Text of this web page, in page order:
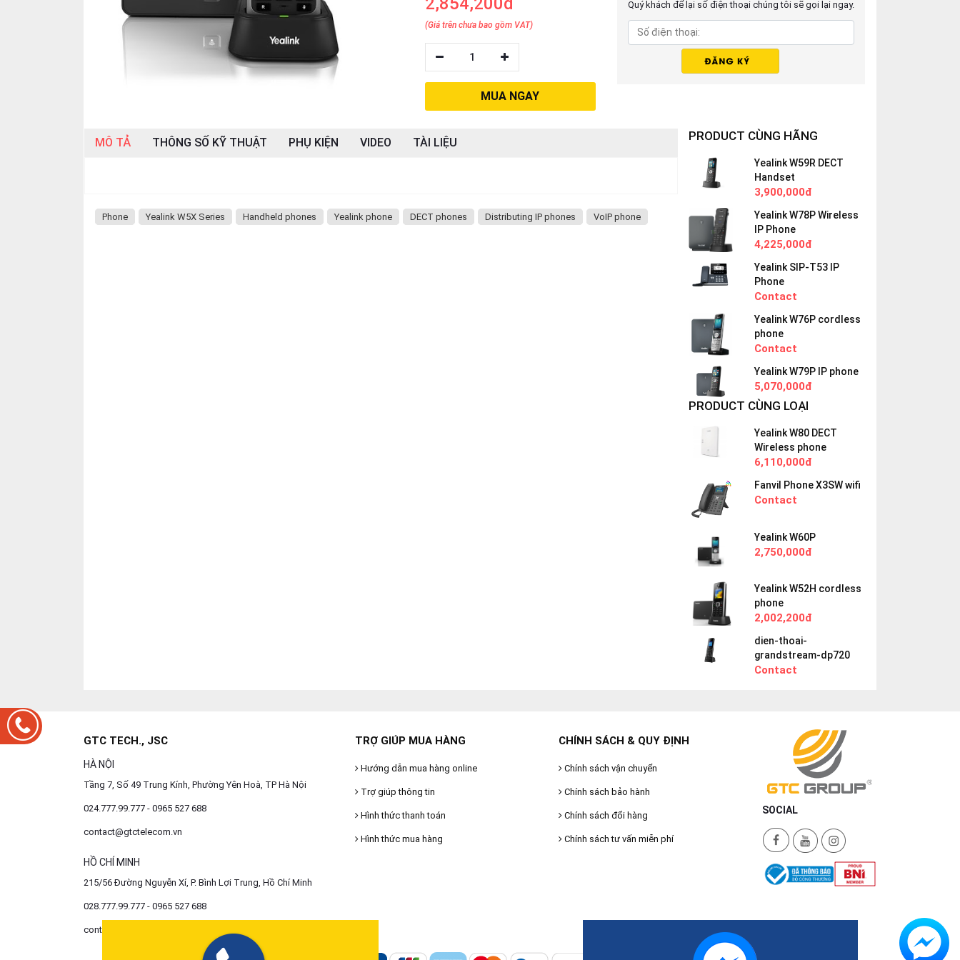
(Giá trên chưa bao gồm VAT)
1
MUA NGAY
Quý khách để lại số điện thoại chúng tôi sẽ gọi lại ngay.
MÔ TẢ THÔNG SỐ KỸ THUẬT PHỤ KIỆN VIDEO TÀI LIỆU
Phone Yealink W5X Series Handheld phones Yealink phone DECT phones Distributing IP phones VoIP phone
PRODUCT CÙNG HÃNG
Yealink W59R DECT
Handset
3,900,000đ
Yealink W78P Wireless
IP Phone
4,225,000đ
Yealink SIP-T53 IP
Phone
Contact
Yealink W76P cordless
phone
Contact
Yealink W79P IP phone
5,070,000đ
PRODUCT CÙNG LOẠI
Yealink W80 DECT
Wireless phone
6,110,000đ
Fanvil Phone X3SW wifi
Contact
Yealink W60P
2,750,000đ
Yealink W52H cordless
phone
2,002,200đ
dien-thoai-
grandstream-dp720
Contact
GTC TECH., JSC
HÀ NỘI
Tầng 7, Số 49 Trung Kính, Phường Yên Hoà, TP Hà Nội
024.777.99.777 - 0965 527 688
contact@gtctelecom.vn
HỒ CHÍ MINH
215/56 Đường Nguyễn Xí, P. Bình Lợi Trung, Hồ Chí Minh
028.777.99.777 - 0965 527 688
contact@gtctelecom.vn
TRỢ GIÚP MUA HÀNG
Hướng dẫn mua hàng online
Trợ giúp thông tin
Hình thức thanh toán
Hình thức mua hàng
CHÍNH SÁCH & QUY ĐỊNH
Chính sách vận chuyển
Chính sách bảo hành
Chính sách đổi hàng
Chính sách tư vấn miễn phí
SOCIAL